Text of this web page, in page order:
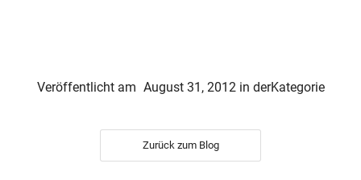
Veröffentlicht am August 31, 2012 in derKategorie
Zurück zum Blog